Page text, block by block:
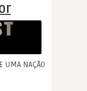
UMA NAÇÃO